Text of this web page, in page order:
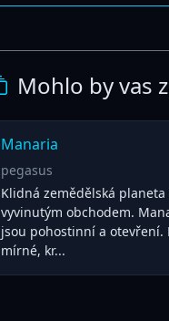
Mohlo by vas
Manaria
pegasus
Klidná zemědělská planeta
vyvinutým obchodem.
jsou pohostinní a otevření.
mírné, kr...